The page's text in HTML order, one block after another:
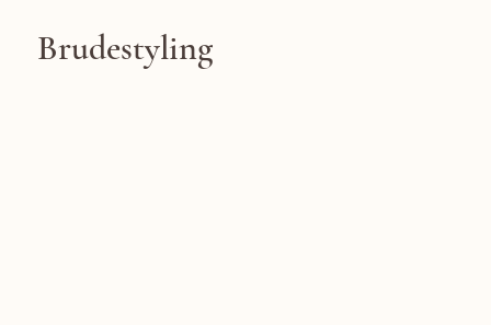
Brudestyling